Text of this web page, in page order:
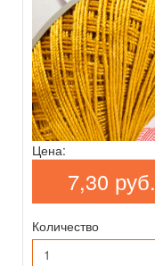
Цена:
7,30 руб.
Количество